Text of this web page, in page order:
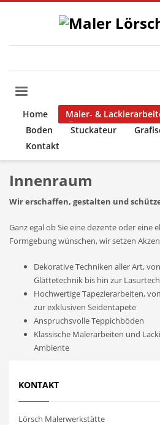
Home Maler- &
Boden
Stuckateur
Kontakt
Innenraum
Wir erschaffen, gestalten und
Ganz egal ob Sie eine dezente oder eine
Formgebung wünschen, wir setzen
Dekorative Techniken aller Art,
Glättetechnik bis hin zur
Hochwertige Tapezierarbeiten,
zur exklusiven Seidentapete
Anspruchsvolle Teppichböden
Klassische Malerarbeiten und
Ambiente
KONTAKT
Lörsch Malerwerkstätte